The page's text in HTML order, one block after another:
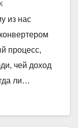
из нас
процесс,
чей доход
ли…